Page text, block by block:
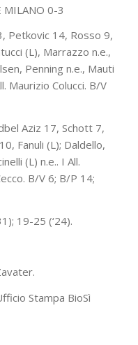
MILANO 0-3
Petkovic 14, Rosso 9,
(L), Marrazzo n.e.,
Penning n.e., Mauti
Maurizio Colucci. B/V
Aziz 17, Schott 7,
Fanuli (L); Daldello,
(L) n.e.. I All.
B/V 6; B/P 14;
19-25 (‘24).
Stampa BioSì